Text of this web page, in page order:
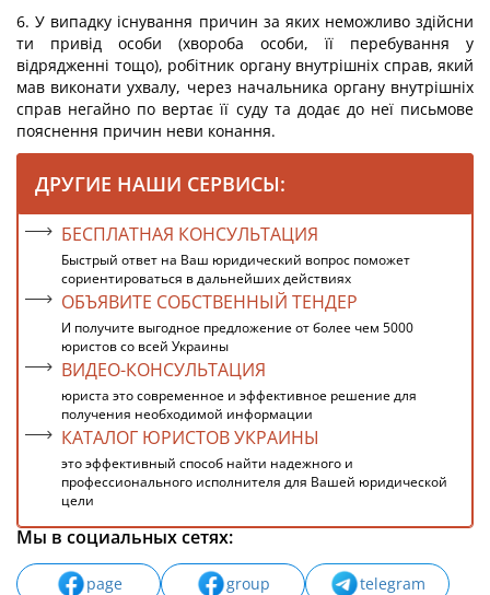
6. У випадку існування причин за яких неможливо здійсни
ти привід особи (хвороба особи, її перебування у
відрядженні тощо), робітник органу внутрішніх справ, який
мав виконати ухвалу, через начальника органу внутрішніх
справ негайно по вертає її суду та додає до неї письмове
пояснення причин неви конання.
ДРУГИЕ НАШИ СЕРВИСЫ:
БЕСПЛАТНАЯ КОНСУЛЬТАЦИЯ
Быстрый ответ на Ваш юридический вопрос поможет
сориентироваться в дальнейших действиях
ОБЪЯВИТЕ СОБСТВЕННЫЙ ТЕНДЕР
И получите выгодное предложение от более чем 5000
юристов со всей Украины
ВИДЕО-КОНСУЛЬТАЦИЯ
юриста это современное и эффективное решение для
получения необходимой информации
КАТАЛОГ ЮРИСТОВ УКРАИНЫ
это эффективный способ найти надежного и
профессионального исполнителя для Вашей юридической
цели
Мы в социальных сетях:
page group
telegram